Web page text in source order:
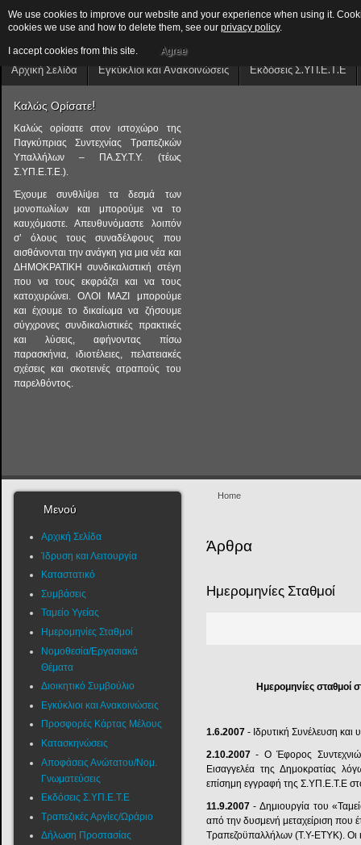
Αρχική Σελίδα Εγκύκλιοι και Ανακοινώσεις Εκδόσεις Σ.ΥΠ.Ε.Τ.Ε
Καλώς Ορίσατε!
Καλώς ορίσατε στον ιστοχώρο της
Παγκύπριας Συντεχνίας Τραπεζικών
Υπαλλήλων – ΠΑ.ΣΥ.Τ.Υ. (τέως
Σ.ΥΠ.Ε.Τ.Ε.).
Έχουμε συνθλίψει τα δεσμά των
μονοπωλίων και μπορούμε να το
καυχόμαστε. Απευθυνόμαστε λοιπόν
σ’ όλους τους συναδέλφους που
αισθάνονται την ανάγκη για μια νέα και
ΔΗΜΟΚΡΑΤΙΚΗ συνδικαλιστική στέγη
που να τους εκφράζει και να τους
κατοχυρώνει. ΟΛΟΙ ΜΑΖΙ μπορούμε
και έχουμε το δικαίωμα να ζήσουμε
σύγχρονες συνδικαλιστικές πρακτικές
και λύσεις, αφήνοντας πίσω
παρασκήνια, ιδιοτέλειες, πελατειακές
σχέσεις και σκοτεινές ατραπούς του
παρελθόντος.
Home
Άρθρα
Ημερομηνίες Σταθμοί
Ημερομηνίες σταθμοί
1.6.2007- Ιδρυτική Συνέλευση και
2.10.2007- Ο Έφορος
Εισαγγελέα της Δημοκρατίας
επίσημη εγγραφή της Σ.ΥΠ.Ε.Τ.Ε
11.9.2007- Δημιουργία του
από την δυσμενή μεταχείριση που
Τραπεζοϋπαλλήλων (Τ.Υ-ΕΤΥΚ). Οι
Μενού
Αρχική Σελίδα
Ίδρυση και Λειτουργία
Καταστατικό
Συμβάσεις
Ταμείο Υγείας
Ημερομηνίες Σταθμοί
Νομοθεσία/Εργασιακά
Θέματα
Διοικητικό Συμβούλιο
Εγκύκλιοι και Ανακοινώσεις
Προσφορές Κάρτας Μέλους
Κατασκηνώσεις
Αποφάσεις Ανώτατου/Νομ.
Γνωματεύσεις
Εκδόσεις Σ.ΥΠ.Ε.Τ.Ε
Τραπεζικές Αργίες/Ωράριο
Δήλωση Προστασίας
We use cookies to improve our website and your experience when using it.
cookies we use and how to delete them, see our privacy policy.
I accept cookies from this site. Agree